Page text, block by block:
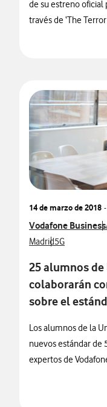
de su estreno oficial
través de ‘The Terror
14 de marzo de 2018
Ver más notas de
Vodafone Business
Ver más notas de
MadridVer más
5G
25 alumnos
colaborarán
sobre el
Los alumnos de la
nuevos estándar de
expertos de